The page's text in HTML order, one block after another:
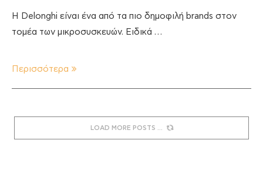
Η Delonghi είναι ένα από τα πιο δημοφιλή brands στον
τομέα των μικροσυσκευών. Ειδικά …
Περισσότερα
LOAD MORE POSTS